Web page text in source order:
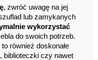
, zwróć uwagę na jej
lub zamykanych
wykorzystać
do swoich potrzeb.
to również doskonałe
biblioteczki czy nawet